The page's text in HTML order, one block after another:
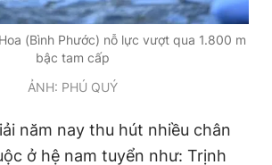
(Bình Phước) nỗ lực vượt qua 1.800 m
bậc tam cấp
ẢNH: PHÚ QUÝ
năm nay thu hút nhiều chân
ở hệ nam tuyển như: Trịnh